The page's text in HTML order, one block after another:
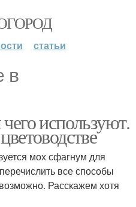
статьи
в
используют.
мох сфагнум для
все способы
Расскажем хотя